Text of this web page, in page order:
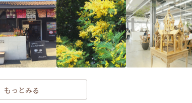
もっとみる